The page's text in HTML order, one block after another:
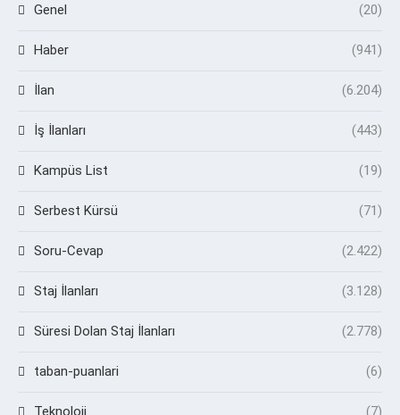
Genel (20)
Haber (941)
İlan (6.204)
İş İlanları (443)
Kampüs List (19)
Serbest Kürsü (71)
Soru-Cevap (2.422)
Staj İlanları (3.128)
Süresi Dolan Staj İlanları (2.778)
taban-puanlari (6)
Teknoloji (7)